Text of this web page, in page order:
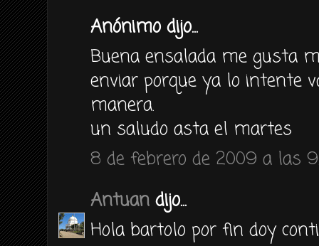
Anónimo dijo...
Buena ensalada me gusta
enviar porque ya lo intente
manera.
un saludo asta el martes
8 de febrero de 2009 a las
Antuan dijo...
Hola bartolo por fin doy